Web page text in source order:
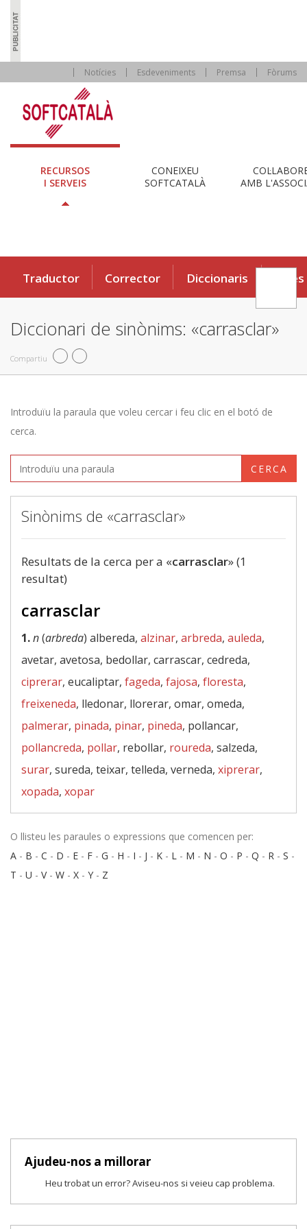
Notícies Esdeveniments Premsa Fòrums
RECURSOS
I SERVEIS
CONEIXEU
SOFTCATALÀ
AMB
Traductor Corrector Diccionaris Eines
Diccionari de sinònims: «carrasclar»
Compartiu
Introduïu la paraula que voleu cercar i feu clic en el botó de
cerca.
CERCA
Sinònims de «carrasclar»
Resultats de la cerca per a «carrasclar» (1
resultat)
carrasclar
1.n(arbreda) albereda, alzinar, arbreda, auleda,
avetar, avetosa, bedollar, carrascar, cedreda,
ciprerar, eucaliptar, fageda, fajosa, floresta,
freixeneda, lledonar, llorerar, omar, omeda,
palmerar, pinada, pinar, pineda, pollancar,
pollancreda, pollar, rebollar, roureda, salzeda,
surar, sureda, teixar, telleda, verneda, xiprerar,
xopada, xopar
O llisteu les paraules o expressions que comencen per:
A - B - C - D - E - F - G - H - I - J - K - L - M - N - O - P - Q - R - S -
T - U - V- W - X - Y - Z
Ajudeu-nos a millorar
Heu trobat un error? Aviseu-nos si veieu cap problema.